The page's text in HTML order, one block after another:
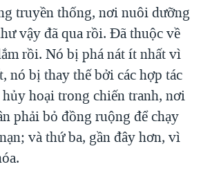
truyền thống, nơi nuôi dưỡng
vậy đã qua rồi. Đã thuộc về
rồi. Nó bị phá nát ít nhất vì
nó bị thay thế bởi các hợp tác
hoại trong chiến tranh, nơi
phải bỏ đồng ruộng để chạy
và thứ ba, gần đây hơn, vì